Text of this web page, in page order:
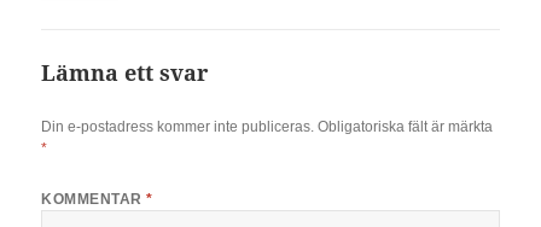
Lämna ett svar
Din e-postadress kommer inte publiceras. Obligatoriska fält är märkta
*
KOMMENTAR*